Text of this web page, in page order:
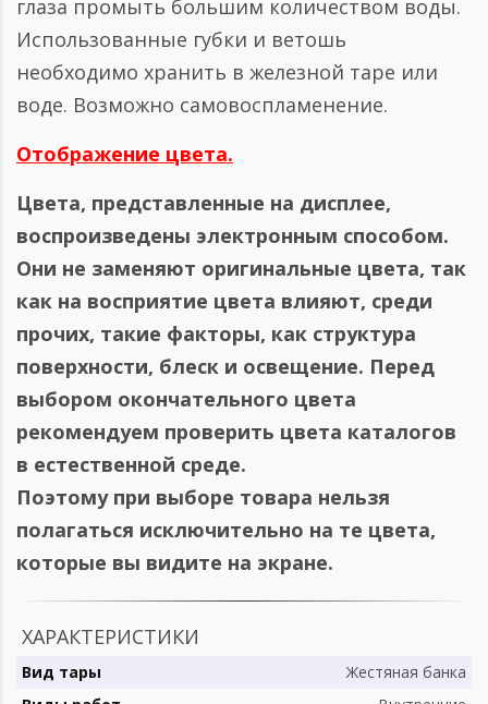
глаза промыть большим количеством воды.
Использованные губки и ветошь
необходимо хранить в железной таре или
воде. Возможно самовоспламенение.
Отображение цвета.
Цвета, представленные на дисплее,
воспроизведены электронным способом.
Они не заменяют оригинальные цвета, так
как на восприятие цвета влияют, среди
прочих, такие факторы, как структура
поверхности, блеск и освещение. Перед
выбором окончательного цвета
рекомендуем проверить цвета каталогов
в естественной среде.
Поэтому при выборе товара нельзя
полагаться исключительно на те цвета,
которые вы видите на экране.
ХАРАКТЕРИСТИКИ
Вид тары
Жестяная банка